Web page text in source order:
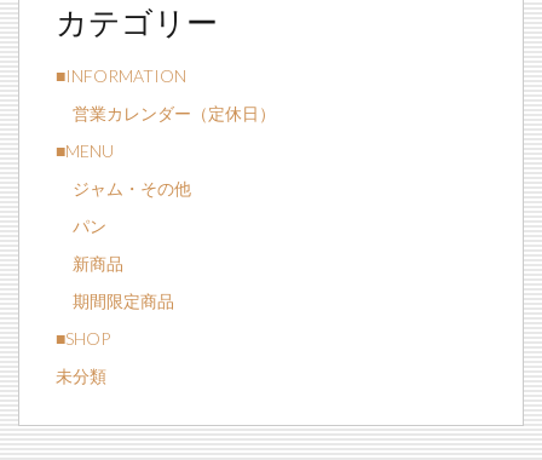
カテゴリー
■INFORMATION
営業カレンダー（定休日）
■MENU
ジャム・その他
パン
新商品
期間限定商品
■SHOP
未分類